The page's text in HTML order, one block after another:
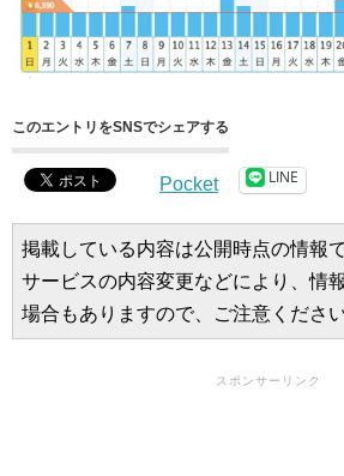
このエントリをSNSでシェアする
Pocket LINE
掲載している内容は公開時点の情報
サービスの内容変更などにより、情
場合もありますので、ご注意ください
スポンサーリンク